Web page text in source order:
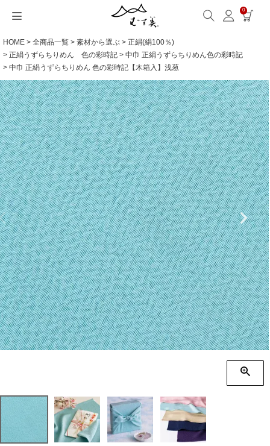
0
HOME 全商品一覧 素材から選ぶ
正絹(絹100％)
正絹うずらちりめん 色の彩時記
中巾 正絹うずらちりめん色の彩時記
中巾 正絹うずらちりめん 色の彩時記【木箱入】浅葱
サイズから選ぶ
Sサイズ(約45～50cm)
Mサイズ(約68～70cm)
Lサイズ(約90～120cm)
XLサイズ(約130cm～)
ギフトシーンから選ぶ
内祝い
婚礼・引出物
卒入学・就職祝い
弔事・法事
記念品
海外へのお土産
季節の贈り物
プチギフト
男性向けギフト
ギフトラッピング
シーンから選ぶ
毎日使うもの
お買い物
旅行
インテリア
ギフトラッピング
とっておきの日
素材から選ぶ
綿(コットン)
ポリエステル
リネン
ウール
レーヨン
正絹(絹100％)
シリーズ名から選ぶ
アクアドロップ(撥水)
ミナ ペルホネン
ひめむすび(Adeline Klam)
kata kata
鈴木マサル
こはれ
竹久夢二
伊砂文様
ハレ包み
リバーシブル
ふくさ（念珠）・はんかち・書籍
はんかち・手ぬぐい
ふろしき書籍
名入れ・ラッピング
無料ラッピング
紙箱・木箱
発送・お問い合わせ
海外発送の方（English）
よくあるご質問
お問い合わせ
包み方・お手入れ
包み方・使い方
ワークショップ案内
ブログ・特集
特集
キャンペーン情報
読みもの(ブログ)
一升餅におすすめ
ストール巻き方
洋服カバー
ふろしきパッチン活用
特集
ECOバッグ 100cm
ECOバッグ 70cm
OUTDOOR
むす美とは
お取引をご希望の方